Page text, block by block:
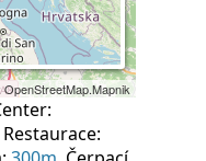
Restaurace: